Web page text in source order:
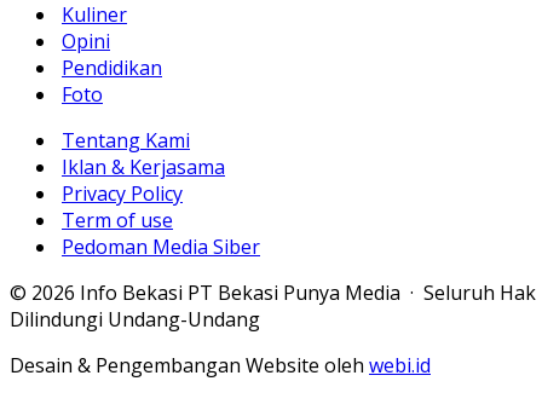
Kuliner
Opini
Pendidikan
Foto
Tentang Kami
Iklan & Kerjasama
Privacy Policy
Term of use
Pedoman Media Siber
© 2026 Info Bekasi PT Bekasi Punya Media · Seluruh Hak
Dilindungi Undang-Undang
Desain & Pengembangan Website oleh webi.id